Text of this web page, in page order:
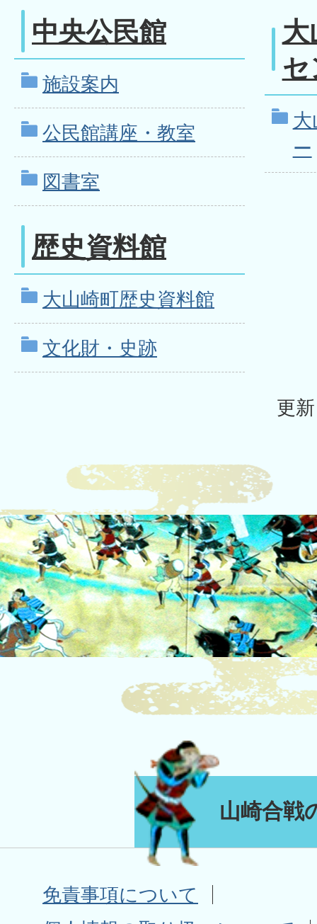
中央公民館
施設案内
公民館講座・教室
図書室
大
セ
ー
歴史資料館
大山崎町歴史資料館
文化財・史跡
更
山崎合戦
免責事項について